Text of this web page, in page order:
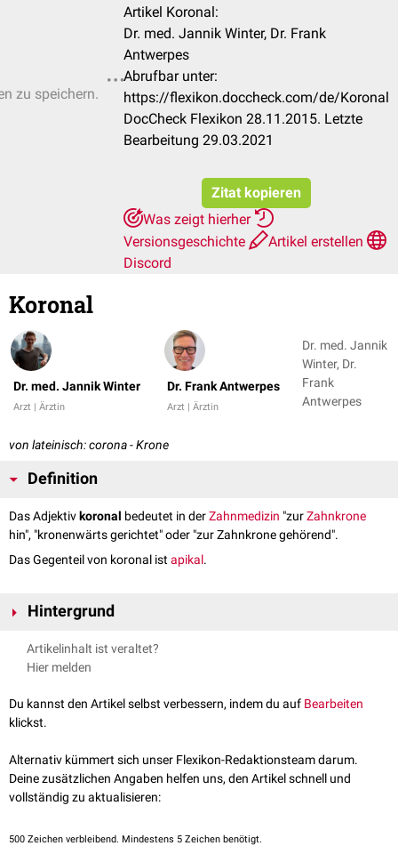
zu speichern.
Artikel Koronal:
Dr. med. Jannik Winter, Dr. Frank
Antwerpes
Abrufbar unter:
https://flexikon.doccheck.com/de/Koronal
DocCheck Flexikon 28.11.2015. Letzte
Bearbeitung 29.03.2021
Zitat kopieren
Was zeigt hierher
Versionsgeschichte
Artikel erstellen
Discord
Koronal
Dr. med. Jannik Winter
Arzt | Ärztin
Dr. Frank Antwerpes
Arzt | Ärztin
Dr. med. Jannik
Winter, Dr.
Frank
Antwerpes
von lateinisch: corona - Krone
Definition
Das Adjektivkoronal bedeutet in derZahnmedizin "zurZahnkrone
hin", "kronenwärts gerichtet" oder "zur Zahnkrone gehörend".
Das Gegenteil von koronal istapikal.
Hintergrund
Außerhalb der Zahnmedizin wird koronal auch synonym mit
Artikelinhalt ist veraltet?
Hier melden
Du kannst den Artikel selbst verbessern, indem du auf Bearbeiten
klickst.
Alternativ kümmert sich unser Flexikon-Redaktionsteam darum.
Deine zusätzlichen Angaben helfen uns, den Artikel schnell und
vollständig zu aktualisieren:
500 Zeichen verbleibend. Mindestens 5 Zeichen benötigt.